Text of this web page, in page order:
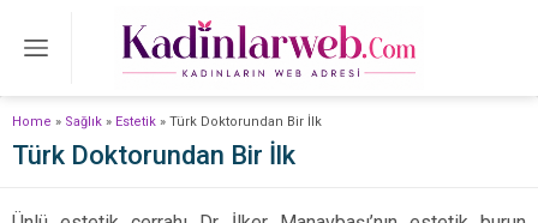
Home » Sağlık » Estetik » Türk Doktorundan Bir İlk
Türk Doktorundan Bir İlk